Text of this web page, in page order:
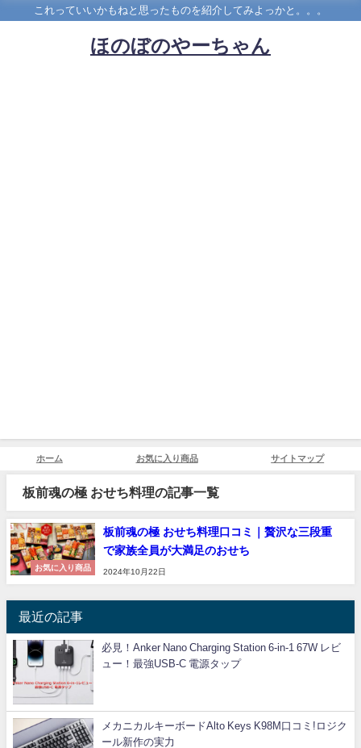
これっていいかもねと思ったものを紹介してみよっかと。。。
ほのぼのやーちゃん
ホーム お気に入り商品 サイトマップ
板前魂の極 おせち料理の記事一覧
お気に入り商品
板前魂の極 おせち料理口コミ｜贅沢な三段重
で家族全員が大満足のおせち
2024年10月22日
最近の記事
必見！Anker Nano Charging Station 6-in-1 67W レビ
ュー！最強USB-C 電源タップ
メカニカルキーボードAlto Keys K98M口コミ!ロジク
ール新作の実力